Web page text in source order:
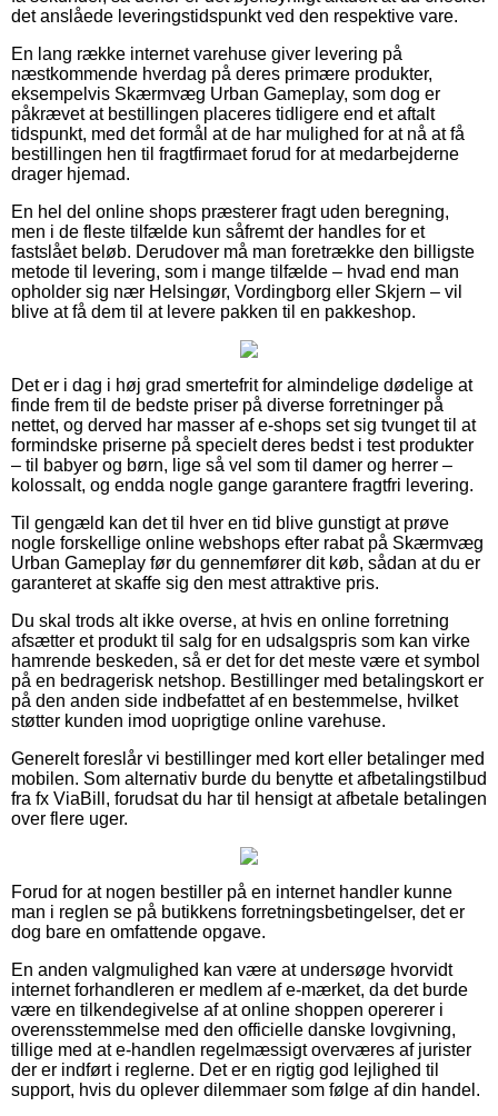
det anslåede leveringstidspunkt ved den respektive vare.
En lang række internet varehuse giver levering på
næstkommende hverdag på deres primære produkter,
eksempelvis Skærmvæg Urban Gameplay, som dog er
påkrævet at bestillingen placeres tidligere end et aftalt
tidspunkt, med det formål at de har mulighed for at nå at få
bestillingen hen til fragtfirmaet forud for at medarbejderne
drager hjemad.
En hel del online shops præsterer fragt uden beregning,
men i de fleste tilfælde kun såfremt der handles for et
fastslået beløb. Derudover må man foretrække den billigste
metode til levering, som i mange tilfælde – hvad end man
opholder sig nær Helsingør, Vordingborg eller Skjern – vil
blive at få dem til at levere pakken til en pakkeshop.
Det er i dag i høj grad smertefrit for almindelige dødelige at
finde frem til de bedste priser på diverse forretninger på
nettet, og derved har masser af e-shops set sig tvunget til at
formindske priserne på specielt deres bedst i test produkter
– til babyer og børn, lige så vel som til damer og herrer –
kolossalt, og endda nogle gange garantere fragtfri levering.
Til gengæld kan det til hver en tid blive gunstigt at prøve
nogle forskellige online webshops efter rabat på Skærmvæg
Urban Gameplay før du gennemfører dit køb, sådan at du er
garanteret at skaffe sig den mest attraktive pris.
Du skal trods alt ikke overse, at hvis en online forretning
afsætter et produkt til salg for en udsalgspris som kan virke
hamrende beskeden, så er det for det meste være et symbol
på en bedragerisk netshop. Bestillinger med betalingskort er
på den anden side indbefattet af en bestemmelse, hvilket
støtter kunden imod uoprigtige online varehuse.
Generelt foreslår vi bestillinger med kort eller betalinger med
mobilen. Som alternativ burde du benytte et afbetalingstilbud
fra fx ViaBill, forudsat du har til hensigt at afbetale betalingen
over flere uger.
Forud for at nogen bestiller på en internet handler kunne
man i reglen se på butikkens forretningsbetingelser, det er
dog bare en omfattende opgave.
En anden valgmulighed kan være at undersøge hvorvidt
internet forhandleren er medlem af e-mærket, da det burde
være en tilkendegivelse af at online shoppen opererer i
overensstemmelse med den officielle danske lovgivning,
tillige med at e-handlen regelmæssigt overværes af jurister
der er indført i reglerne. Det er en rigtig god lejlighed til
support, hvis du oplever dilemmaer som følge af din handel.